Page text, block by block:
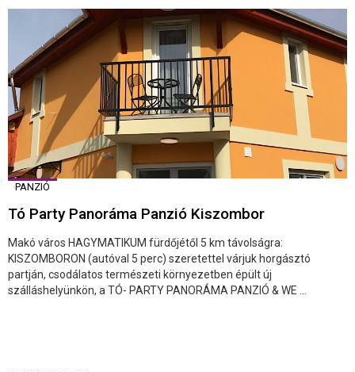
PANZIÓ
Tó Party Panoráma Panzió Kiszombor
Makó város HAGYMATIKUM fürdőjétől 5 km távolságra:
KISZOMBORON (autóval 5 perc) szeretettel várjuk horgásztó
partján, csodálatos természeti környezetben épült új
szálláshelyünkön, a TÓ- PARTY PANORÁMA PANZIÓ & WE ...